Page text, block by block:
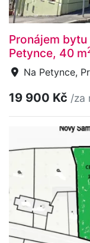
Pronájem
Petynce, 40 m
Na Petynce,
19 900 Kč /za